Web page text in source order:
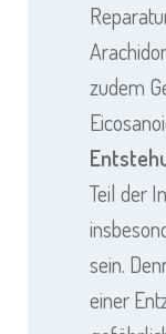
zudem
Teil der
sein.
einer